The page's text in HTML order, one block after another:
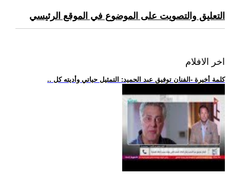
التعليق والتصويت على الموضوع في الموقع الرئيسي
اخر الافلام
.. كلمة أخيرة -الفنان توفيق عبد الحميد: التمثيل حياتي وأديته كل